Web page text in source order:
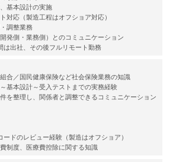
基本設計の実施
対応（製造工程はオフショア対応）
調整業務
発側・業務側）とのコミュニケーション
は出社、その後フルリモート勤務
合／国民健康保険など社会保険業務の知識
基本設計～受入テストまでの実務経験
を整理し、関係者と調整できるコミュニケーション
ードのレビュー経験（製造はオフショア）
制度、医療費控除に関する知識